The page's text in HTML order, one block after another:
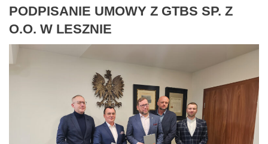
PODPISANIE UMOWY Z GTBS SP. Z
O.O. W LESZNIE